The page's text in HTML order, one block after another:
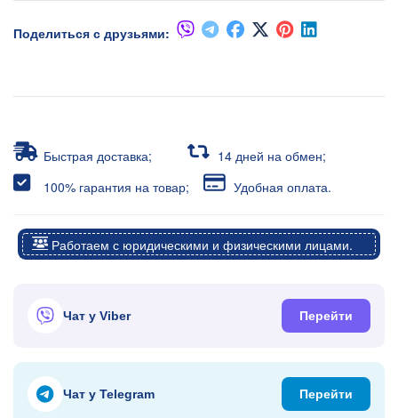
Поделиться с друзьями:
Быстрая доставка;
14 дней на обмен;
100% гарантия на товар;
Удобная оплата.
Работаем с юридическими и физическими лицами.
Чат у Viber Перейти
Чат у Telegram Перейти